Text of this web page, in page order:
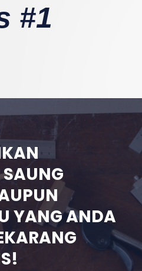
#1
YANG ANDA